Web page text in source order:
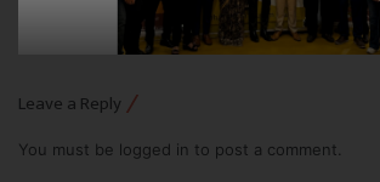
Leave a Reply
You must be logged in to post a comment.